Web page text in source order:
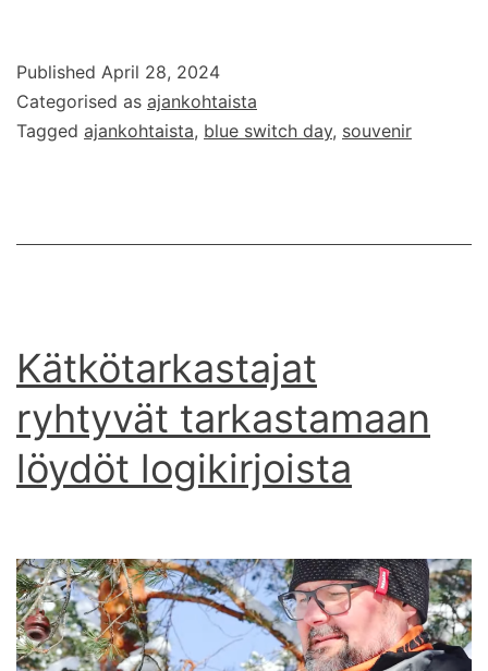
Published April 28, 2024
Categorised as ajankohtaista
Tagged ajankohtaista, blue switch day, souvenir
Kätkötarkastajat
ryhtyvät tarkastamaan
löydöt logikirjoista